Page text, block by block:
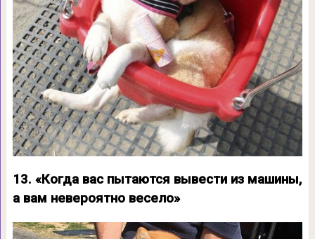
13. «Когда вас пытаются вывести из машины,
а вам невероятно весело»